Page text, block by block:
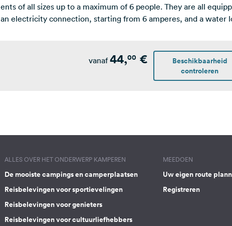
of all sizes up to a maximum of 6 people. They are all
electricity connection, starting from 6 amperes, and a water
vanaf 44,00€
Beschikbaarheid
controleren
ALLES OVER HET ONDERWERP KAMPEREN
De mooiste campings en camperplaatsen
Reisbelevingen voor sportievelingen
Reisbelevingen voor genieters
Reisbelevingen voor cultuurliefhebbers
MEEDOEN
Uw eigen route
Registreren